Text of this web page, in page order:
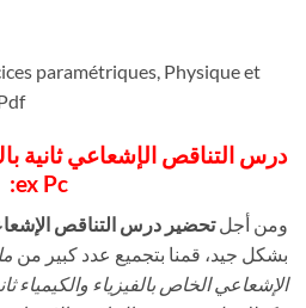
paramétriques, Physique et
ex Pc:
ومن أجلتحضير درس التناقص الإشعاعي 2 باك علوم
بشكل جيد، قمنا بتجميع عدد كبير من
الإشعاعي الخاص بالفيزياء والكيمياء